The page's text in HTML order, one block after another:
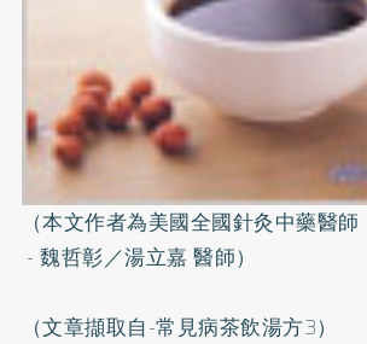
（本文作者為美國全國針灸中藥醫師
- 魏哲彰／湯立嘉 醫師）
（文章擷取自-常見病茶飲湯方3）